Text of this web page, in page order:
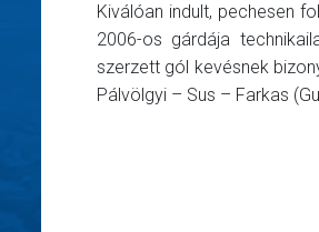
Kiválóan indult, pechesen
2006-os gárdája
szerzett gól kevésnek
Pálvölgyi – Sus – Farkas